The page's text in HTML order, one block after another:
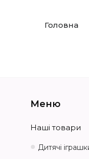
Головна
Наші товари
Дитячі